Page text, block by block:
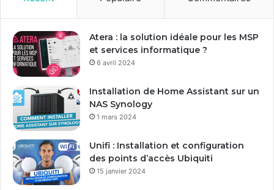
r
e
a
d
s
e
m
a
Atera : la solution idéale pour les MSP
et services informatique ?
6 avril 2024
Installation de Home Assistant sur un
NAS Synology
1 mars 2024
Unifi : Installation et configuration
des points d’accès Ubiquiti
15 janvier 2024